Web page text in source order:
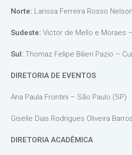
Norte: Larissa Ferreira Rosso
Sudeste: Victor de Mello e Moraes
Sul: Thomaz Felipe Bilieri Pazio –
DIRETORIA DE EVENTOS
Ana Paula Frontini – São Paulo (SP)
Giselle Dias Rodrigues Oliveira
DIRETORIA ACADÊMICA